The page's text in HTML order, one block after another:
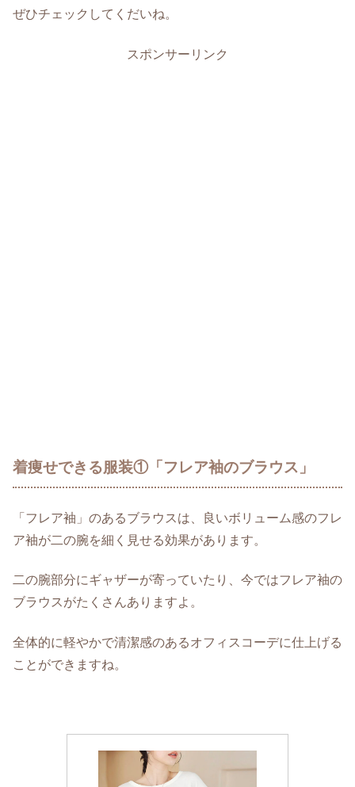
ぜひチェックしてくだいね。
スポンサーリンク
着痩せできる服装①「フレア袖のブラウス」
「フレア袖」のあるブラウスは、良いボリューム感のフレ
ア袖が二の腕を細く見せる効果があります。
二の腕部分にギャザーが寄っていたり、今ではフレア袖の
ブラウスがたくさんありますよ。
全体的に軽やかで清潔感のあるオフィスコーデに仕上げる
ことができますね。